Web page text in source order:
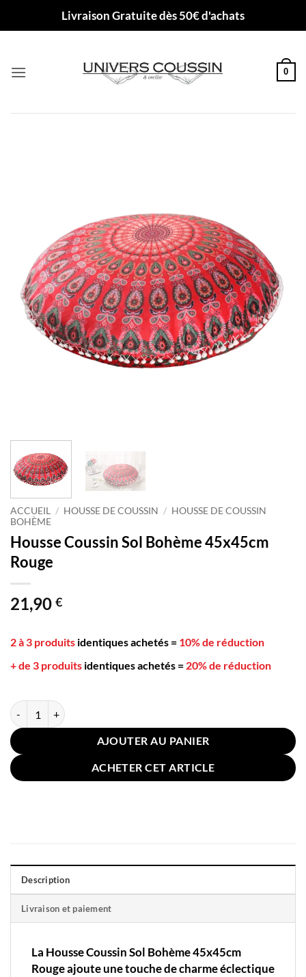
Livraison Gratuite dès 50€ d'achats
0
ACCUEIL / HOUSSE DE COUSSIN / HOUSSE DE COUSSIN
BOHÈME
Housse Coussin Sol Bohème 45x45cm
Rouge
21,90 €
2 à 3 produits identiques achetés = 10% de réduction
+ de 3 produits identiques achetés = 20% de réduction
quantité de Housse Coussin Sol Bohème 45x45cm Rouge
AJOUTER AU PANIER
ACHETER CET ARTICLE
Description
Livraison et paiement
La Housse Coussin Sol Bohème 45x45cm
Rouge ajoute une touche de charme éclectique